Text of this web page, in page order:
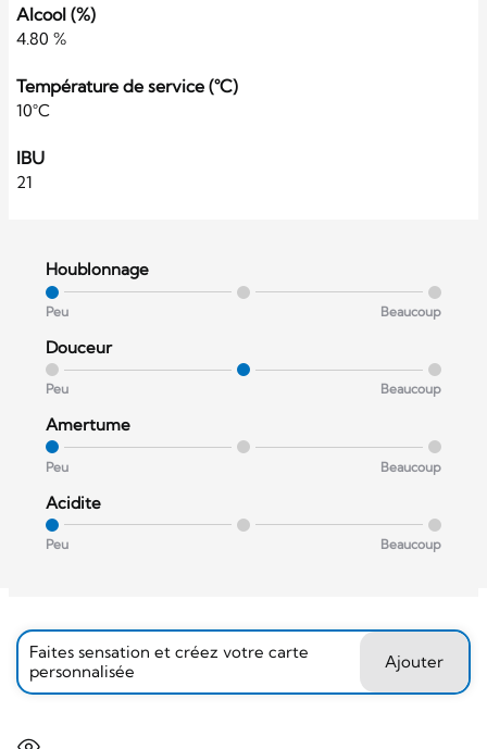
Alcool (%)
4.80 %
Température de service (°C)
10°C
IBU
21
Houblonnage
Peu Beaucoup
Douceur
Peu Beaucoup
Amertume
Peu Beaucoup
Acidite
Peu Beaucoup
Faites sensation et créez votre carte
personnalisée
Ajouter